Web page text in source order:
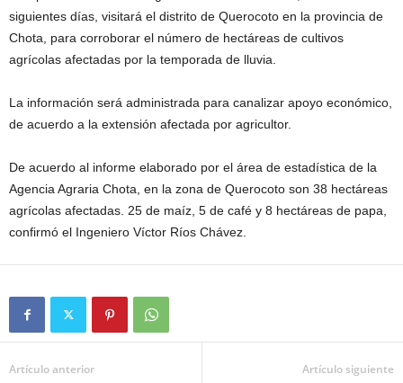
siguientes días, visitará el distrito de Querocoto en la provincia de
Chota, para corroborar el número de hectáreas de cultivos
agrícolas afectadas por la temporada de lluvia.
La información será administrada para canalizar apoyo económico,
de acuerdo a la extensión afectada por agricultor.
De acuerdo al informe elaborado por el área de estadística de la
Agencia Agraria Chota, en la zona de Querocoto son 38 hectáreas
agrícolas afectadas. 25 de maíz, 5 de café y 8 hectáreas de papa,
confirmó el Ingeniero Víctor Ríos Chávez.
Artículo anterior Artículo siguiente